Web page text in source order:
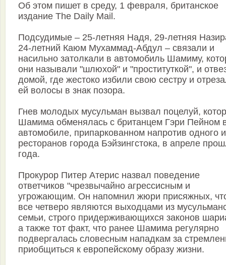
Об этом пишет в среду, 1 февраля, британское
издание The Daily Mail.
Подсудимые – 25-летняя Надя, 29-летняя
24-летний Каюм Мухаммад-Абдул – связали и
насильно затолкали в автомобиль Шамиму,
они называли "шлюхой" и "проституткой", и
домой, где жестоко избили свою сестру и
ей волосы в знак позора.
Гнев молодых мусульман вызвал поцелуй,
Шамима обменялась с британцем Гэри Пейном
автомобиле, припаркованном напротив одного
ресторанов города Бэйзингстока, в апреле
года.
Прокурор Питер Атерис назвал поведение
ответчиков "чрезвычайно агрессисным и
угрожающим. Он напомнил жюри присяжных,
все четверо являются выходцами из
семьи, строго придерживающихся законов
а также тот факт, что ранее Шамима регулярно
подвергалась словесным нападкам за
приобщиться к европейскому образу жизни.